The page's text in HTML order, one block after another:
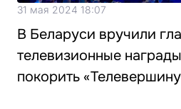
31 мая 2024 18:07
В Беларуси вручили
телевизионные
покорить